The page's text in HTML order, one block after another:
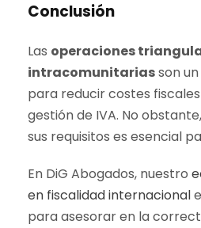
Conclusión
Las operaciones
intracomunitariasson
para reducir costes
gestión de IVA. No
sus requisitos es esencial
En DiG Abogados, nuestro
en fiscalidad internacional
para asesorar en la